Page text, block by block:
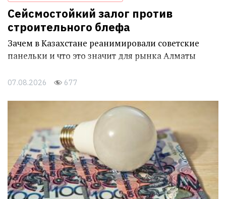
Сейсмостойкий залог против
строительного блефа
Зачем в Казахстане реанимировали советские
панельки и что это значит для рынка Алматы
07.08.2026 677